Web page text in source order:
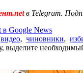
в Telegram.
в Google News
видео, чиновники,
выделите